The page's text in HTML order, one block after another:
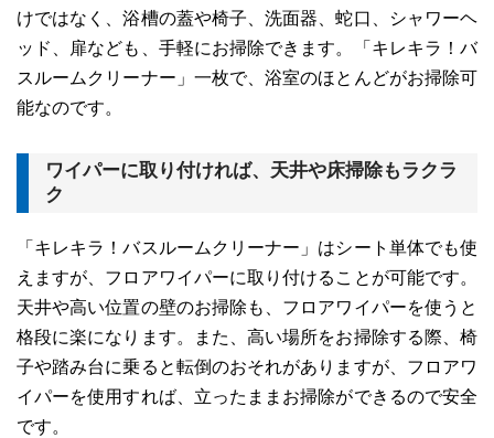
けではなく、浴槽の蓋や椅子、洗面器、蛇口、シャワーヘ
ッド、扉なども、手軽にお掃除できます。「キレキラ！バ
スルームクリーナー」一枚で、浴室のほとんどがお掃除可
能なのです。
ワイパーに取り付ければ、天井や床掃除もラクラ
ク
「キレキラ！バスルームクリーナー」はシート単体でも使
えますが、フロアワイパーに取り付けることが可能です。
天井や高い位置の壁のお掃除も、フロアワイパーを使うと
格段に楽になります。また、高い場所をお掃除する際、椅
子や踏み台に乗ると転倒のおそれがありますが、フロアワ
イパーを使用すれば、立ったままお掃除ができるので安全
です。